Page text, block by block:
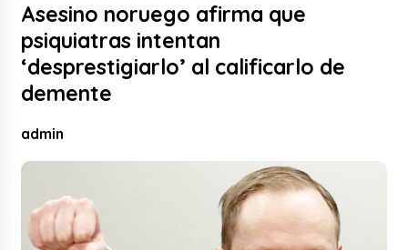
Asesino noruego afirma que
psiquiatras intentan
‘desprestigiarlo’ al calificarlo de
demente
admin